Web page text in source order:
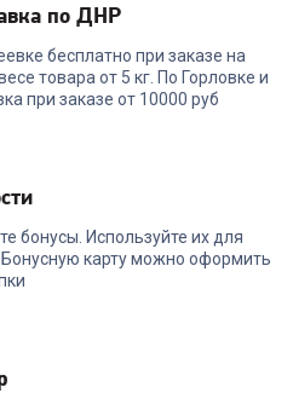
Клавиатура LOGITECH K75M
механическая графитовый
USB беспроводная BT/Radio
В корзину
по ДНР
бесплатно при заказе на
товара от 5 кг. По Горловке и
при заказе от 10000 руб
бонусы. Используйте их для
карту можно оформить